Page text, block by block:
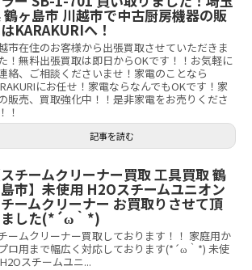
鶴ヶ島市 川越市で中古厨房機器の販
KARAKURIへ！
市在住のお客様から出張買取させていただきま
！無料出張買取は即日からOKです！！お気軽に
絡、ご相談くださいませ！家電のことなら
にお任せ！家電ならなんでもOKです！家
販売、買取強化中！！是非家電をお売りくださ
！
記事を読む
スチームクリーナー買取 工具買取 鶴
市】未使用 H2Oスチームユニオン
ームクリーナー お買取りさせて頂
した(*´ω｀*)
ームクリーナー買取しております！！ 家庭用か
ロ用まで幅広く対応しております(*´ω｀*) 未使
スチームユニ...